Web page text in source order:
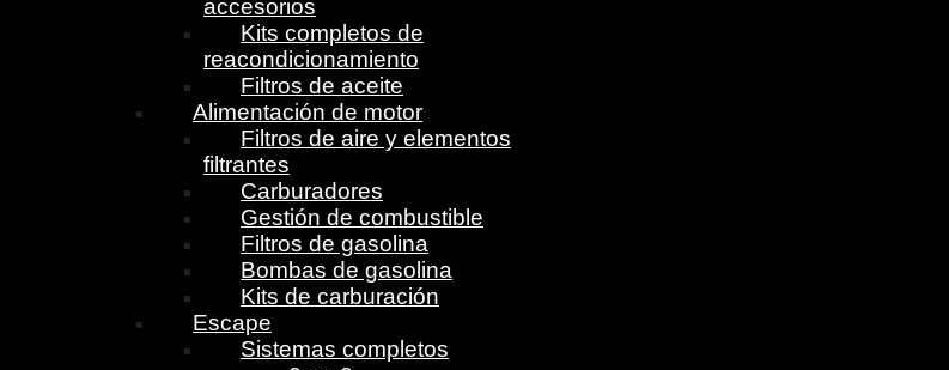
accesorios
Kits completos de
reacondicionamiento
Filtros de aceite
Alimentación de motor
Filtros de aire y elementos
filtrantes
Carburadores
Gestión de combustible
Filtros de gasolina
Bombas de gasolina
Kits de carburación
Escape
Sistemas completos